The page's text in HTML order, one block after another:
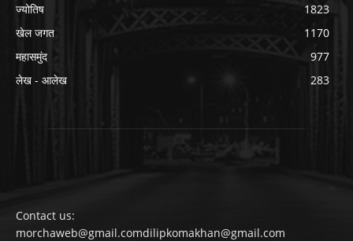
ज्योतिष
1823
खेल जगत
1170
महासमुंद
977
लेख - आलेख
283
Contact us:
morchaweb@gmail.comdilipkomakhan@gmail.com